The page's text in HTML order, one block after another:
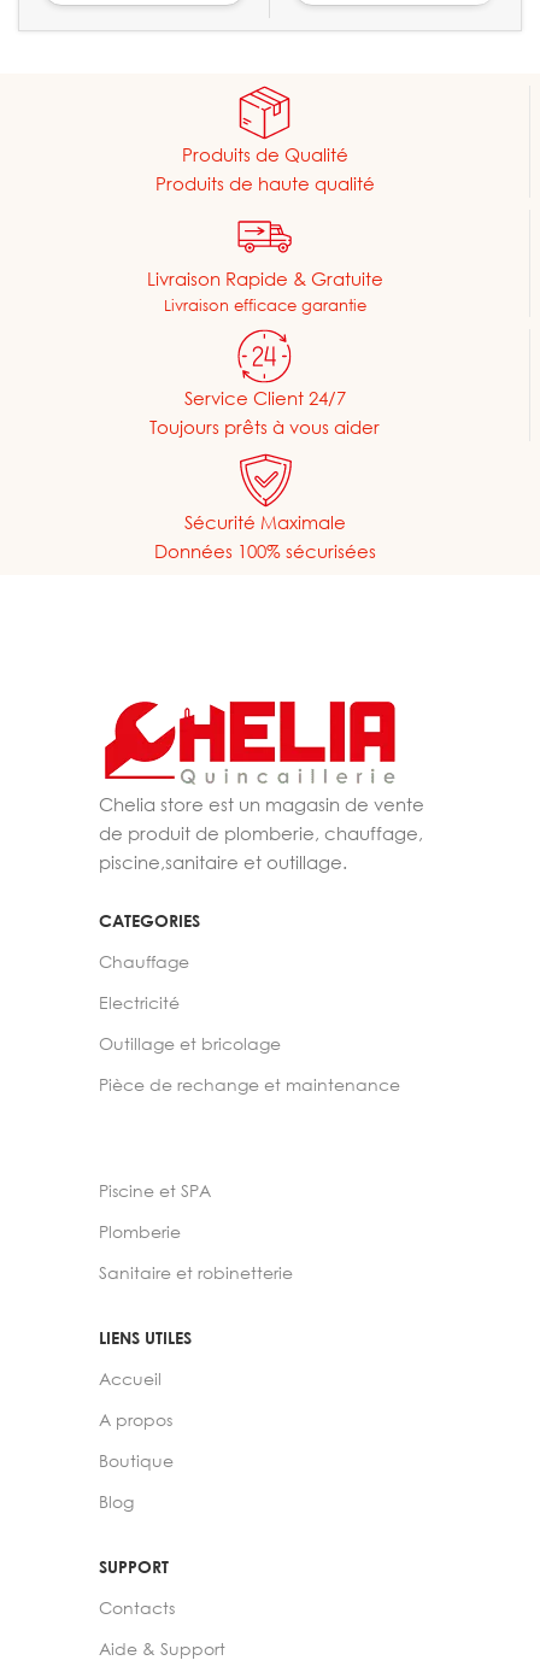
Produits de Qualité
Produits de haute qualité
Livraison Rapide & Gratuite
Livraison efficace garantie
Service Client 24/7
Toujours prêts à vous aider
Sécurité Maximale
Données 100% sécurisées
Chelia store est un magasin de vente
de produit de plomberie, chauffage,
piscine,sanitaire et outillage.
CATEGORIES
Chauffage
Electricité
Outillage et bricolage
Pièce de rechange et maintenance
Piscine et SPA
Plomberie
Sanitaire et robinetterie
LIENS UTILES
Accueil
A propos
Boutique
Blog
SUPPORT
Contacts
Aide & Support